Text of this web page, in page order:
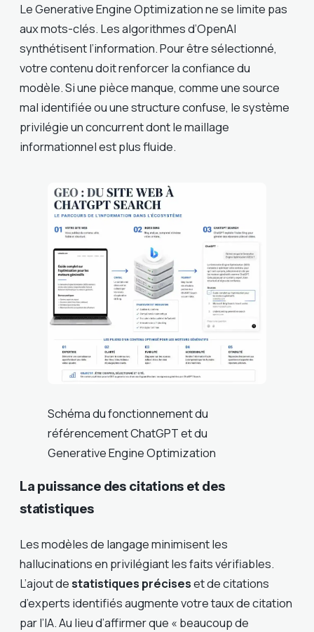
Le Generative Engine Optimization ne se limite pas
aux mots-clés. Les algorithmes d’OpenAI
synthétisent l’information. Pour être sélectionné,
votre contenu doit renforcer la confiance du
modèle. Si une pièce manque, comme une source
mal identifiée ou une structure confuse, le système
privilégie un concurrent dont le maillage
informationnel est plus fluide.
Schéma du fonctionnement du
référencement ChatGPT et du
Generative Engine Optimization
La puissance des citations et des
statistiques
Les modèles de langage minimisent les
hallucinations en privilégiant les faits vérifiables.
L’ajout destatistiques préciseset de citations
d’experts identifiés augmente votre taux de citation
par l’IA. Au lieu d’affirmer que « beaucoup de